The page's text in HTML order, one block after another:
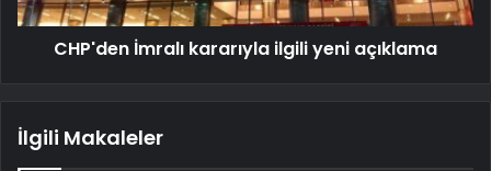
CHP'den İmralı kararıyla ilgili yeni açıklama
İlgili Makaleler